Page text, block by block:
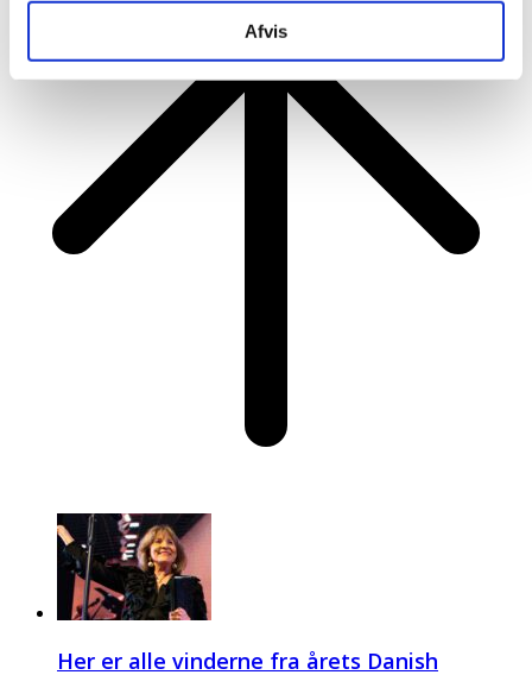
Afvis
Her er alle vinderne fra årets Danish